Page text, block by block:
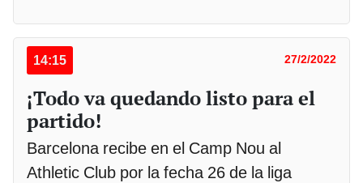
14:15 27/2/2022
¡Todo va quedando listo para el
partido!
Barcelona recibe en el Camp Nou al
Athletic Club por la fecha 26 de la liga